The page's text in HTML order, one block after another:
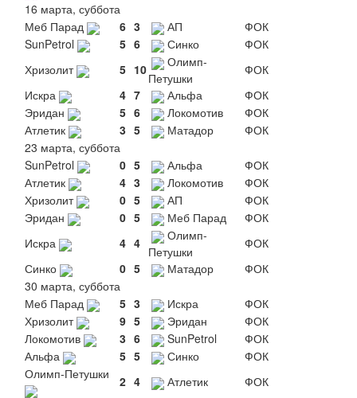
16 марта, суббота
Меб Парад
6 3 АП
ФОК
SunPetrol
5 6 Синко
ФОК
Хризолит
5 10
Олимп-
Петушки
ФОК
Искра
4 7 Альфа
ФОК
Эридан
5 6 Локомотив
ФОК
Атлетик
3 5 Матадор
ФОК
23 марта, суббота
SunPetrol
0 5 Альфа
ФОК
Атлетик
4 3 Локомотив
ФОК
Хризолит
0 5 АП
ФОК
Эридан
0 5 Меб Парад
ФОК
Искра
4 4
Олимп-
Петушки
ФОК
Синко
0 5 Матадор
ФОК
30 марта, суббота
Меб Парад
5 3 Искра
ФОК
Хризолит
9 5 Эридан
ФОК
Локомотив
3 6 SunPetrol
ФОК
Альфа
5 5 Синко
ФОК
Олимп-Петушки
2 4 Атлетик
ФОК